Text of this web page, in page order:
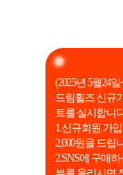
(2025년 5월24일
드림휠즈 신규
트를 실시합니
1.신규회원 가
2,000원을 드립
2.SNS에 구매